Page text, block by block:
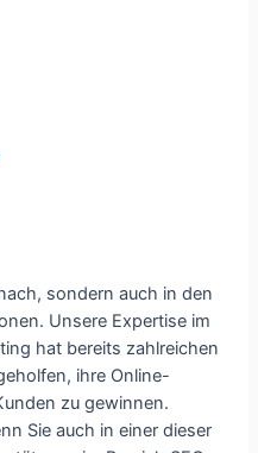
sondern auch in den
Unsere Expertise im
hat bereits zahlreichen
ihre Online-
zu gewinnen.
Sie auch in einer dieser